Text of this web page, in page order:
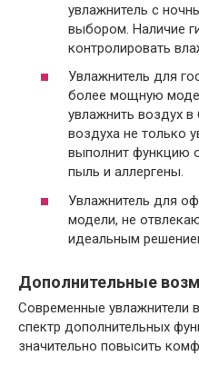
увлажнитель с
выбором. Наличие
контролировать
Увлажнитель для
более мощную
увлажнить воздух
воздуха не только
выполнит функцию
пыль и аллергены.
Увлажнитель для
модели, не
идеальным
Дополнительные
Современные увлажнители
спектр дополнительных
значительно повысить